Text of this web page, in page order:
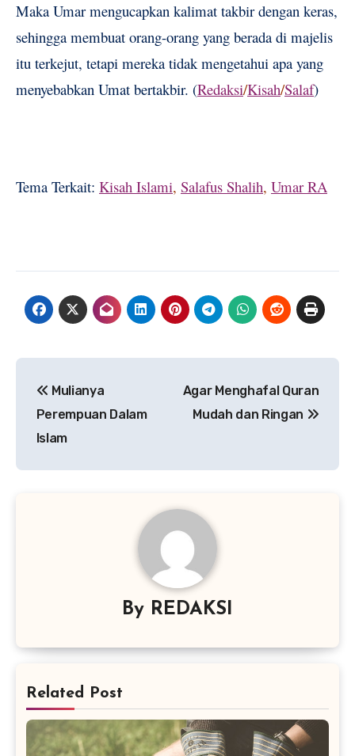
Maka Umar mengucapkan kalimat takbir dengan keras,
sehingga membuat orang-orang yang berada di majelis
itu terkejut, tetapi mereka tidak mengetahui apa yang
menyebabkan Umat bertakbir. (Redaksi/Kisah/Salaf)
Tema Terkait: Kisah Islami, Salafus Shalih, Umar RA
pos
Mulianya
Perempuan Dalam
Islam
Agar Menghafal Quran
Mudah dan Ringan
By REDAKSI
Related Post